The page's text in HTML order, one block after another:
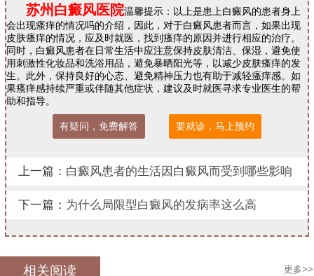
苏州白癜风医院温馨提示：以上是患上白癜风的患者身上
会出现瘙痒的情况吗的介绍，因此，对于白癜风患者而言，如果出现
皮肤瘙痒的情况，应及时就医，找到瘙痒的原因并进行相应的治疗。
同时，白癜风患者在日常生活中应注意保持皮肤清洁、保湿，避免使
用刺激性化妆品和洗浴用品，避免暴晒阳光等，以减少皮肤瘙痒的发
生。此外，保持良好的心态、避免精神压力也有助于减轻瘙痒感。如
果瘙痒感持续严重或伴随其他症状，建议及时就医寻求专业医生的帮
助和指导。
有疑问，免费解答 要就诊，马上预约
上一篇： 白癜风患者的生活因白癜风而受到哪些影响
下一篇： 为什么局限型白癜风的发病率这么高
相关阅读 更多>>